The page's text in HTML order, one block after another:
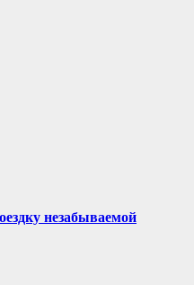
незабываемой